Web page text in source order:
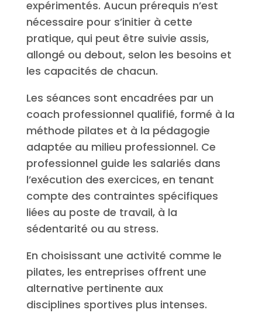
expérimentés. Aucun prérequis n’est
nécessaire pour s’initier à cette
pratique, qui peut être suivie assis,
allongé ou debout, selon les besoins et
les capacités de chacun.
Les séances sont encadrées par un
coach professionnel qualifié, formé à la
méthode pilates et à la pédagogie
adaptée au milieu professionnel. Ce
professionnel guide les salariés dans
l’exécution des exercices, en tenant
compte des contraintes spécifiques
liées au poste de travail, à la
sédentarité ou au stress.
En choisissant une activité comme le
pilates, les entreprises offrent une
alternative pertinente aux
disciplines sportives plus intenses.